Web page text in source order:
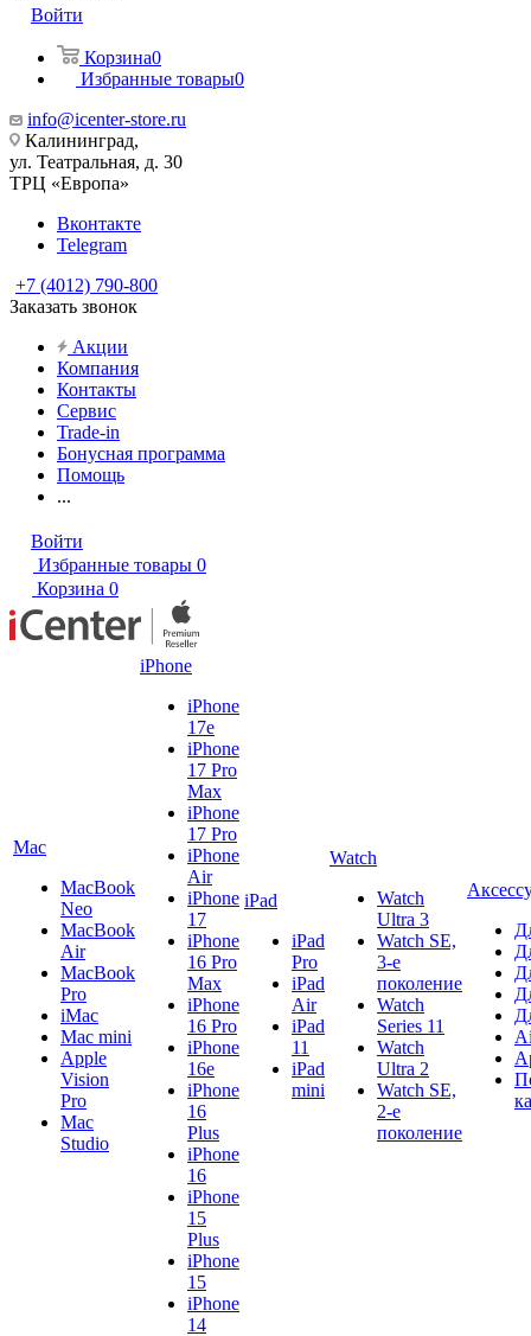
Войти
Корзина0
Избранные товары0
info@icenter-store.ru
Калининград,
ул. Театральная, д. 30
ТРЦ «Европа»
Вконтакте
Telegram
+7 (4012) 790-800
Заказать звонок
Акции
Компания
Контакты
Сервис
Trade-in
Бонусная программа
Помощь
...
Войти
Избранные товары 0
Корзина 0
Mac
MacBook
Neo
MacBook
Air
MacBook
Pro
iMac
Mac mini
Apple
Vision
Pro
Mac
Studio
iPhone
iPhone
17e
iPhone
17 Pro
Max
iPhone
17 Pro
iPhone
Air
iPhone
17
iPhone
16 Pro
Max
iPhone
16 Pro
iPhone
16e
iPhone
16
Plus
iPhone
16
iPhone
15
Plus
iPhone
15
iPhone
14
iPad
iPad
Pro
iPad
Air
iPad
11
iPad
mini
Watch
Watch
Ultra 3
Watch SE,
3-е
поколение
Watch
Series 11
Watch
Ultra 2
Watch SE,
2-е
поколение